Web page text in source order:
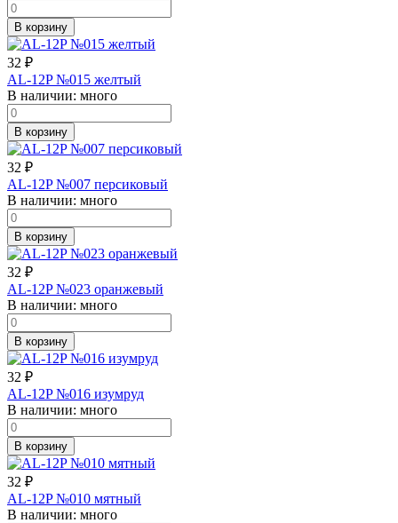
В корзину
32 ₽
AL-12P №015 желтый
В наличии: много
В корзину
32 ₽
AL-12P №007 персиковый
В наличии: много
В корзину
32 ₽
AL-12P №023 оранжевый
В наличии: много
В корзину
32 ₽
AL-12P №016 изумруд
В наличии: много
В корзину
32 ₽
AL-12P №010 мятный
В наличии: много